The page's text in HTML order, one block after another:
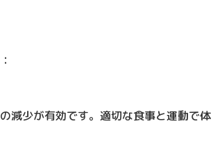
減少が有効です。適切な食事と運動で体